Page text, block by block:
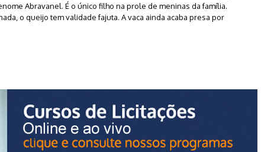
Abravanel. É o único filho na prole de meninas da família.
o queijo tem validade fajuta. A vaca ainda acaba presa por